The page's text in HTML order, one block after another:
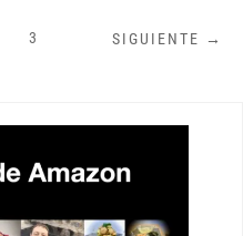
3 SIGUIENTE →